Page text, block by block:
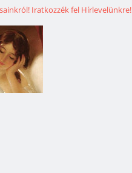
Iratkozzék fel Hírlevelünkre!